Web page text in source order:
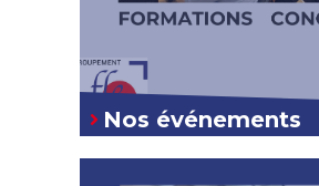
Nos événements